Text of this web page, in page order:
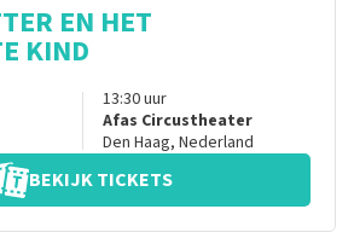
EN HET
KIND
13:30uur
Afas Circustheater
Den Haag, Nederland
BEKIJK TICKETS